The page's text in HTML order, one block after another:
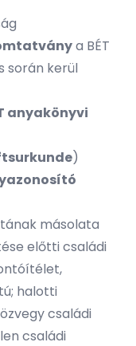
a BÉT
során kerül
anyakönyvi
)
másolata
előtti családi
halotti
családi
családi